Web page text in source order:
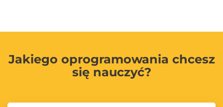
Jakiego oprogramowania chcesz
się nauczyć?